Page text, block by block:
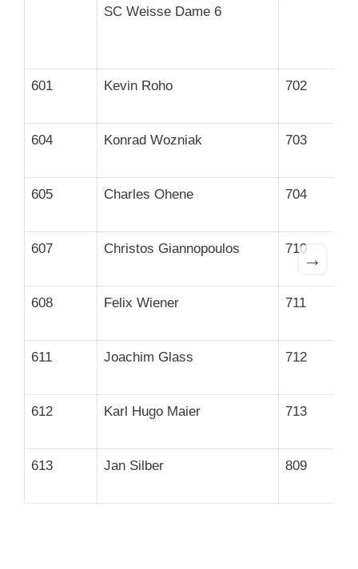
SC Weisse Dame 6
601 Kevin Roho 702
604 Konrad Wozniak 703
605 Charles Ohene 704
607 Christos Giannopoulos 710
608 Felix Wiener 711
611 Joachim Glass 712
612 Karl Hugo Maier 713
613 Jan Silber 809
→